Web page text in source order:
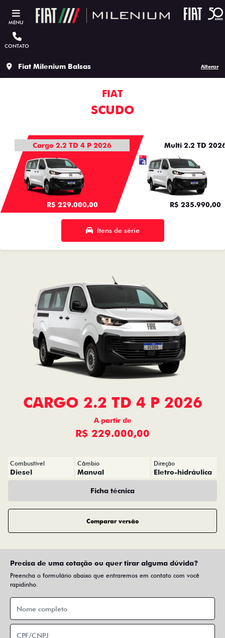
MENU
CONTATO
Fiat Milenium Balsas Alterar
FIAT
SCUDO
Cargo 2.2 TD 4 P 2026
R$ 229.000,00
Multi 2.2 TD
R$ 235.990,00
Itens de série
CARGO 2.2 TD 4 P 2026
A partir de
R$ 229.000,00
Combustível
Diesel
Câmbio
Manual
Direção
Eletro-hidráulica
Ficha técnica
Comparar versão
Precisa de uma cotação ou quer tirar alguma dúvida?
Preencha o formulário abaixo que entraremos em contato com você
rapidinho.